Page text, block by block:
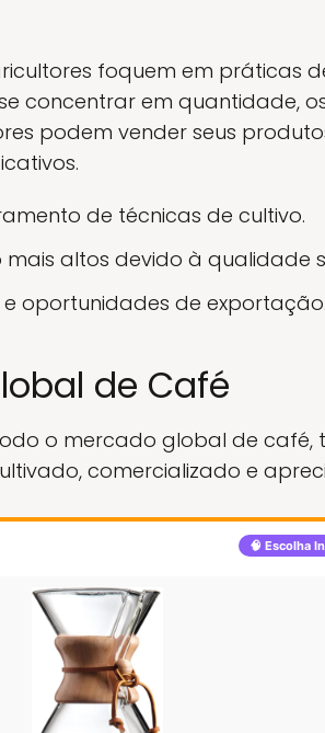
foquem em práticas
concentrar em quantidade,
podem vender seus
de técnicas de cultivo.
altos devido à qualidade
oportunidades de exportação.
de Café
o mercado global de
comercializado e
🧠 Escolha